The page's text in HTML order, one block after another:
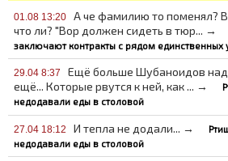
01.08 13:20
А че фамилию то поменял?
что ли? "Вор должен сидеть в тюр... →
заключают контракты с рядом единственных
29.04 8:37
Ещё больше Шубаноидов
ещё... Которые рвутся к ней, как ... →
недодавали еды в столовой
27.04 18:12 И тепла не додали... →
недодавали еды в столовой